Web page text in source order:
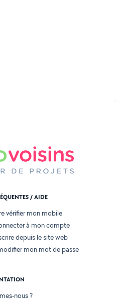
/ AIDE
vérifier mon mobile
à mon compte
depuis le site web
mon mot de passe
nous ?